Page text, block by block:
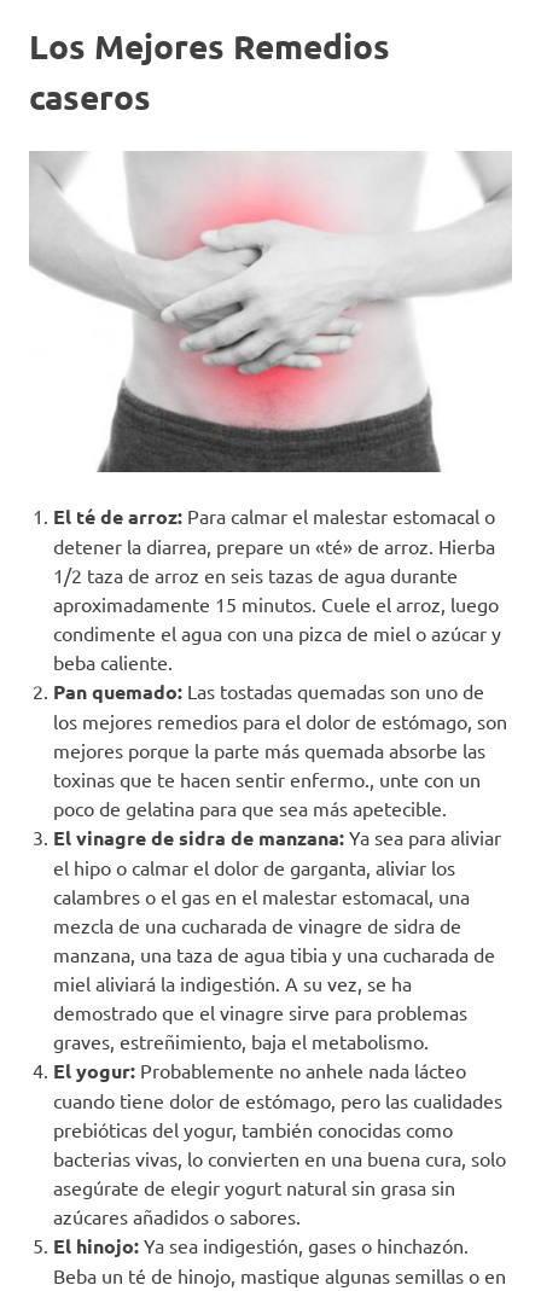
Los Mejores Remedios
caseros
El té de arroz: Para calmar el malestar estomacal o
detener la diarrea, prepare un «té» de arroz. Hierba
1/2 taza de arroz en seis tazas de agua durante
aproximadamente 15 minutos. Cuele el arroz, luego
condimente el agua con una pizca de miel o azúcar y
beba caliente.
Pan quemado: Las tostadas quemadas son uno de
los mejores remedios para el dolor de estómago, son
mejores porque la parte más quemada absorbe las
toxinas que te hacen sentir enfermo., unte con un
poco de gelatina para que sea más apetecible.
El vinagre de sidra de manzana: Ya sea para aliviar
el hipo o calmar el dolor de garganta, aliviar los
calambres o el gas en el malestar estomacal, una
mezcla de una cucharada de vinagre de sidra de
manzana, una taza de agua tibia y una cucharada de
miel aliviará la indigestión. A su vez, se ha
demostrado que el vinagre sirve para problemas
graves, estreñimiento, baja el metabolismo.
El yogur: Probablemente no anhele nada lácteo
cuando tiene dolor de estómago, pero las cualidades
prebióticas del yogur, también conocidas como
bacterias vivas, lo convierten en una buena cura, solo
asegúrate de elegir yogurt natural sin grasa sin
azúcares añadidos o sabores.
El hinojo: Ya sea indigestión, gases o hinchazón.
Beba un té de hinojo, mastique algunas semillas o en